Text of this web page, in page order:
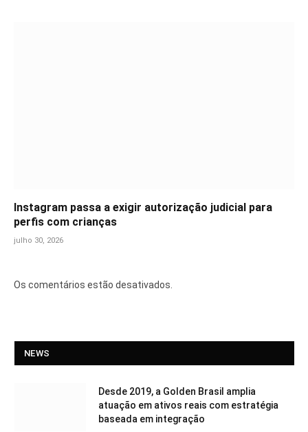
Instagram passa a exigir autorização judicial para
perfis com crianças
julho 30, 2026
Os comentários estão desativados.
NEWS
Desde 2019, a Golden Brasil amplia
atuação em ativos reais com estratégia
baseada em integração